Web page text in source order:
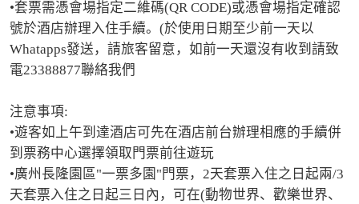
•套票需憑會場指定二維碼(QR CODE)或憑會場指定確認
號於酒店辦理入住手續。(於使用日期至少前一天以
Whatapps發送，請旅客留意，如前一天還沒有收到請致
電23388877聯絡我們
注意事項:
•遊客如上午到達酒店可先在酒店前台辦理相應的手續併
到票務中心選擇領取門票前往遊玩
•廣州長隆園區"一票多園"門票，2天套票入住之日起兩/3
天套票入住之日起三日內，可在(動物世界、歡樂世界、